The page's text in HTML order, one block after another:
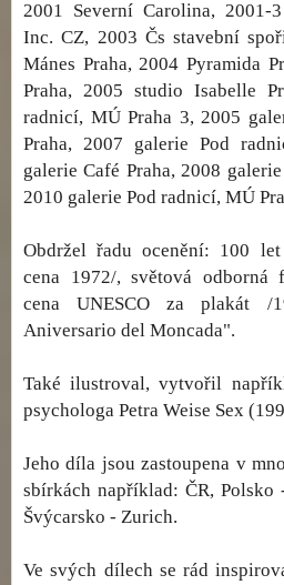
2001 Severní Carolina, 2001-
Inc. CZ, 2003 Čs stavební
Mánes Praha, 2004 Pyramida
Praha, 2005 studio Isabelle
radnicí, MÚ Praha 3, 2005
Praha, 2007 galerie Pod
galerie Café Praha, 2008
2010 galerie Pod radnicí, MÚ
Obdržel řadu ocenění: 100
cena 1972/, světová odborná
cena UNESCO za plakát
Aniversario del Moncada".
Také ilustroval, vytvořil
psychologa Petra Weise Sex
Jeho díla jsou zastoupena v
sbírkách například: ČR, Polsko
Švýcarsko - Zurich.
Ve svých dílech se rád